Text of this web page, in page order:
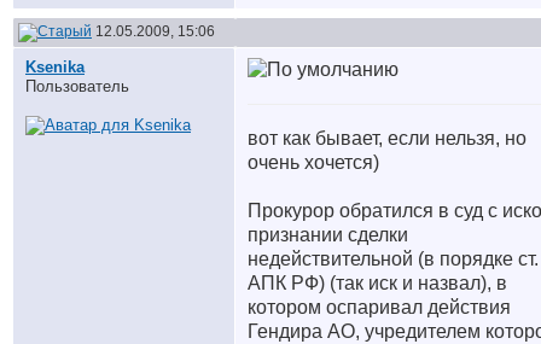
12.05.2009, 15:06
Ksenika
Пользователь
вот как бывает, если нельзя, но
очень хочется)
Прокурор обратился в суд с
признании сделки
недействительной (в порядке
АПК РФ) (так иск и назвал), в
котором оспаривал действия
Гендира АО, учредителем